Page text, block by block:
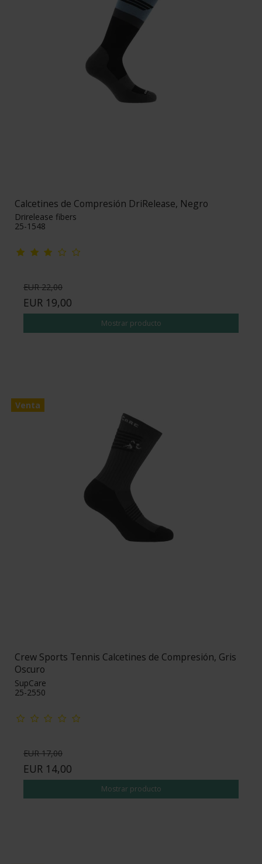
Calcetines de Compresión DriRelease, Negro
Drirelease fibers
25-1548
EUR 22,00
EUR 19,00
Mostrar producto
Venta
Crew Sports Tennis Calcetines de Compresión, Gris
Oscuro
SupCare
25-2550
EUR 17,00
EUR 14,00
Mostrar producto